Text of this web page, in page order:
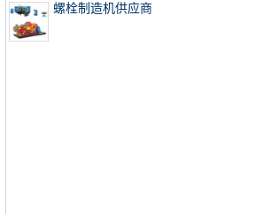
螺栓制造机供应商